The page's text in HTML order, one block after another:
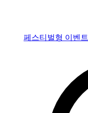
페스티벌형 이벤트